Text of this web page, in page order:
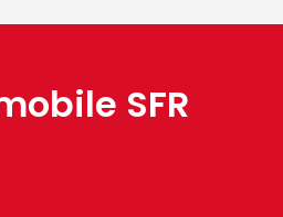
SFR